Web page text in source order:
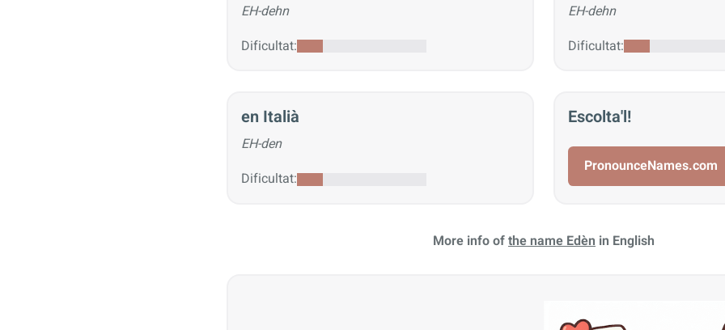
EH-dehn
Dificultat:
EH-dehn
Dificultat:
en Italià
EH-den
Dificultat:
Escolta'l!
PronounceNames.com
More info ofthe name Edèn in English